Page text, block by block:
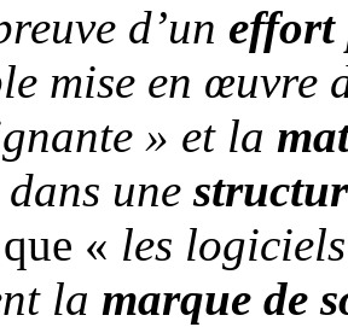
d’un effort
mise en œuvre
» et la
une
« les
la marque de